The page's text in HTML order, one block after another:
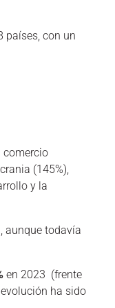
países, con un
comercio
(145%),
y la
aunque todavía
en 2023 (frente
ha sido